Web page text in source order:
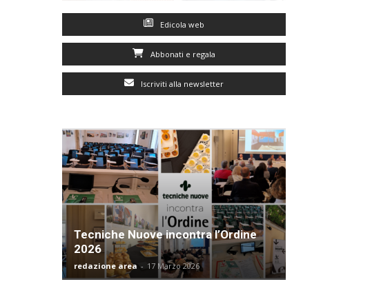
Edicola web
Abbonati e regala
Iscriviti alla newsletter
Tecniche Nuove incontra l’Ordine
2026
redazione area - 17 Marzo 2026